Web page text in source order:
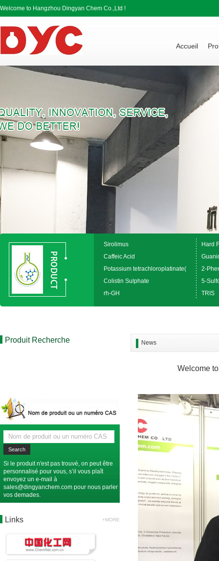
Welcome to Hangzhou Dingyan Chem Co.,Ltd !
Accueil
Sirolimus
Hard
Caffeic Acid
Potassium tetrachloroplatinate(
2-
Colistin Sulphate
5-
rh-GH
TRIS
Produit Recherche
Si le produit n'est pas trouvé, on peut être
personnalisé pour vous, s’il vous plaît
envoyez un e-mail à
sales@dingyanchem.com pour nous parler
vos demades.
Links +MORE
News
Welcome